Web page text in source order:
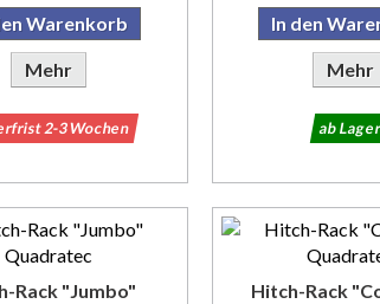
Warenkorb
Mehr
2-3 Wochen
In den
Mehr
ab Lager
Rack "Jumbo"
Hitch-Rack